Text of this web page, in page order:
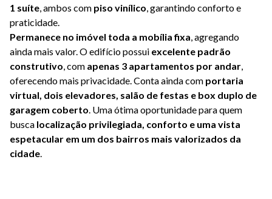
1 suíte, ambos com piso vinílico, garantindo conforto e
praticidade.
Permanece no imóvel toda a mobília fixa, agregando
ainda mais valor. O edifício possui excelente padrão
construtivo, com apenas 3 apartamentos por andar,
oferecendo mais privacidade. Conta ainda com portaria
virtual, dois elevadores, salão de festas e box duplo de
garagem coberto. Uma ótima oportunidade para quem
busca localização privilegiada, conforto e uma vista
espetacular em um dos bairros mais valorizados da
cidade.